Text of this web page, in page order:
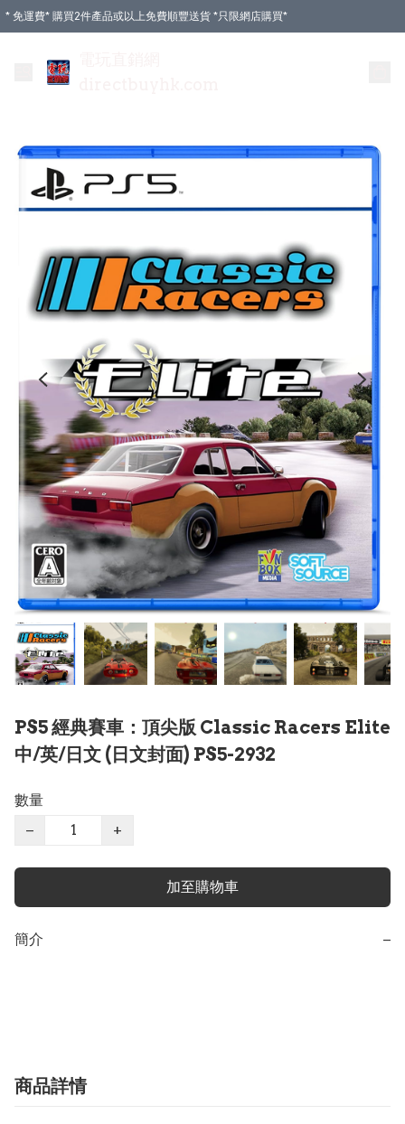
* 免運費* 購買2件產品或以上免費順豐送貨 *只限網店購買*
PS5 經典賽車：頂尖版 Classic Racers Elite
中/英/日文 (日文封面) PS5-2932
數量
−
+
加至購物車
簡介 −
商品詳情